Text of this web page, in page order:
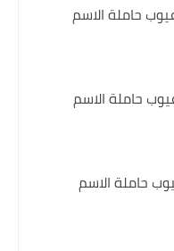
حاملة الاسم
حاملة الاسم
حاملة الاسم